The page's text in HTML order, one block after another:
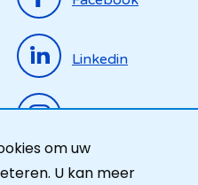
om uw
U kan meer
Linkedin
Instagram